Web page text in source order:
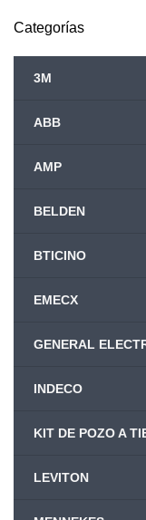
Categorías
3M
ABB
AMP
BELDEN
BTICINO
EMECX
GENERAL
INDECO
KIT DE POZO A
LEVITON